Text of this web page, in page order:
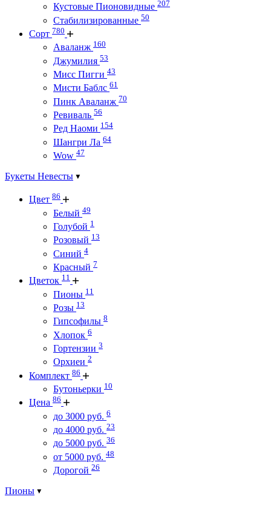
Кустовые Пионовидные 207
Стабилизированные 50
Сорт 780
Аваланж 160
Джумилия 53
Мисс Пигги 43
Мисти Баблс 61
Пинк Аваланж 70
Ревиваль 56
Ред Наоми 154
Шангри Ла 64
Wow 47
Букеты Невесты
Цвет 86
Белый 49
Голубой 1
Розовый 13
Синий 4
Красный 7
Цветок 11
Пионы 11
Розы 13
Гипсофилы 8
Хлопок 6
Гортензии 3
Орхиеи 2
Комплект 86
Бутоньерки 10
Цена 86
до 3000 руб. 6
до 4000 руб. 23
до 5000 руб. 36
от 5000 руб. 48
Дорогой 26
Пионы